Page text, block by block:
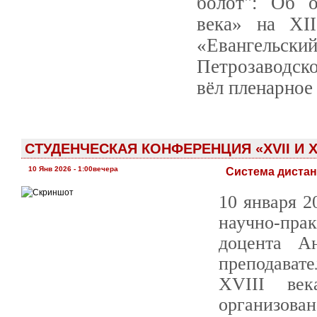
века» на XII
вёл
СТУДЕНЧЕСКАЯ КОНФЕРЕНЦИЯ «XVII И
10 Янв 2026 - 1:00вечера Система
10 января
научно-
доцента
XVIII